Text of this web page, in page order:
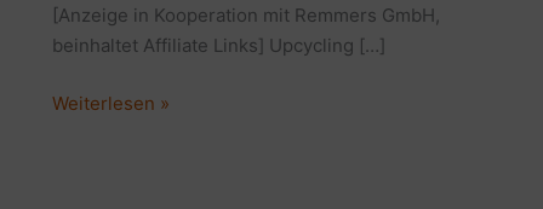
[Anzeige in Kooperation mit Remmers GmbH,
beinhaltet Affiliate Links] Upcycling […]
UPCYCLING
Weiterlesen »